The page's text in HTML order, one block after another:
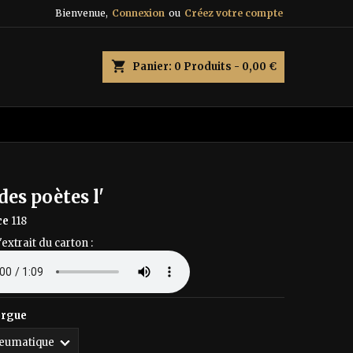
Bienvenue, Connexion ou Créez votre compte
shopping_cart Panier: 0 Produits - 0,00 €
poètes l'
118
du carton :